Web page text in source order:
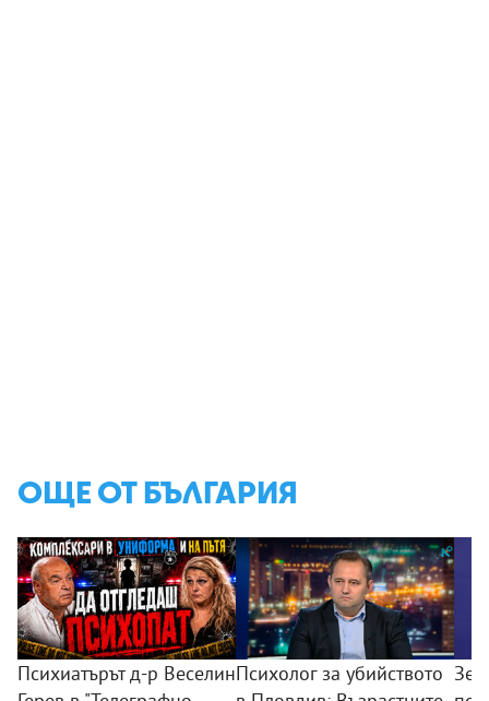
ОЩЕ ОТ БЪЛГАРИЯ
Психиатърът д-р ВеселинПсихолог за убийството